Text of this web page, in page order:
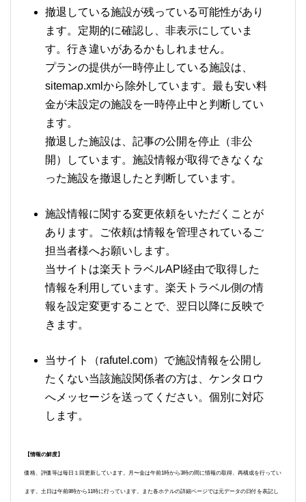
撤退している施設が残っている可能性があり
ます。定期的に確認し、非表示にしていま
す。行き違いがあるかもしれません。
プランの提供が一時停止している施設は、
sitemap.xmlから除外しています。最も安い料
金が未設定の施設を一時停止中と判断してい
ます。
撤退した施設は、記事の公開を停止（非公
開）しています。施設情報が取得できなくな
った施設を撤退したと判断しています。
施設情報に関する変更依頼をいただくことが
あります。ご依頼は情報を管理されているご
担当者様へお願いします。
当サイトは楽天トラベルAPI経由で取得した
情報を利用しています。楽天トラベル側の情
報を設定変更することで、翌日以降に反映で
きます。
当サイト（rafutel.com）で施設情報を公開し
たくない当該施設関係者の方は、ケンタロウ
へメッセージを送ってください。個別に対応
します。
【情報の鮮度】
価格、評価等は毎日１回更新しています。月〜金は午前1時から3時の間に情報の取得、再構成を行ってい
ます。土日は午前8時から11時に行っています。また各ホテルの詳細ページでは元データの日付を表記し